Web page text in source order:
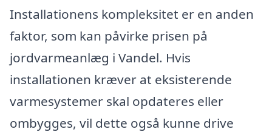
Installationens kompleksitet er en anden
faktor, som kan påvirke prisen på
jordvarmeanlæg i Vandel. Hvis
installationen kræver at eksisterende
varmesystemer skal opdateres eller
ombygges, vil dette også kunne drive